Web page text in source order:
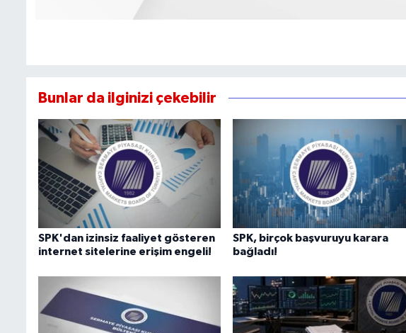
Bunlar da ilginizi çekebilir
SPK'dan izinsiz faaliyet gösteren
internet sitelerine erişim engeli!
SPK, birçok başvuruyu karara
bağladı!